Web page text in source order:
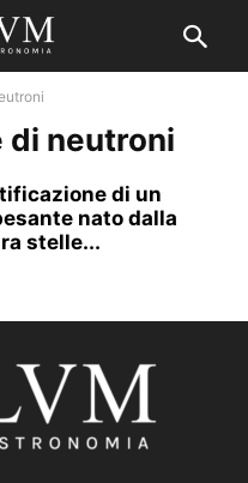
di neutroni
di un
nato dalla
stelle...